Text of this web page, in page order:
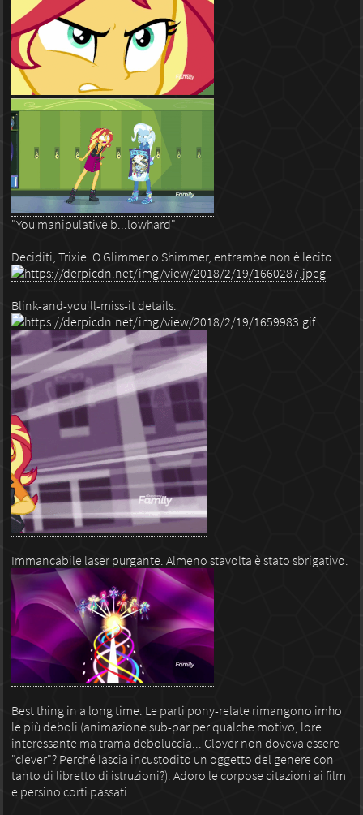
"You manipulative b...lowhard"
Deciditi, Trixie. O Glimmer o Shimmer, entrambe non è lecito.
Blink-and-you'll-miss-it details.
Immancabile laser purgante. Almeno stavolta è stato sbrigativo.
Best thing in a long time. Le parti pony-relate rimangono imho
le più deboli (animazione sub-par per qualche motivo, lore
interessante ma trama deboluccia... Clover non doveva essere
"clever"? Perché lascia incustodito un oggetto del genere con
tanto di libretto di istruzioni?). Adoro le corpose citazioni ai film
e persino corti passati.